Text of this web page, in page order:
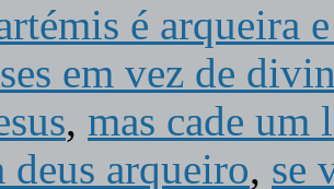
é arqueira
em vez de
, mas cade um
deus arqueiro, se